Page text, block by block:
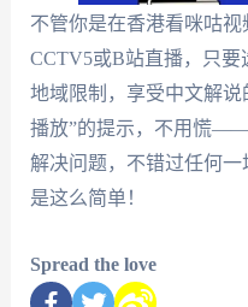
不管你是在香港看咪咕
CCTV5或B站直播，只要
地域限制，享受中文解
播放”的提示，不用慌
解决问题，不错过任何
是这么简单！
Spread the love